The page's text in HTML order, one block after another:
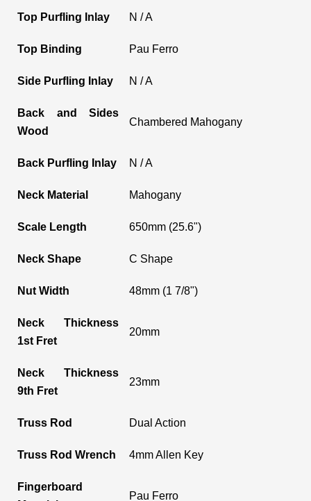
Top Purfling Inlay N / A
Top Binding Pau Ferro
Side Purfling Inlay N / A
Back and Sides
Wood
Chambered Mahogany
Back Purfling Inlay N / A
Neck Material Mahogany
Scale Length 650mm (25.6")
Neck Shape C Shape
Nut Width 48mm (1 7/8")
Neck Thickness
1st Fret
20mm
Neck Thickness
9th Fret
23mm
Truss Rod Dual Action
Truss Rod Wrench 4mm Allen Key
Fingerboard
Pau Ferro